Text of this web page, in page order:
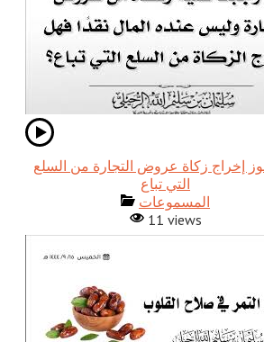
إخراج زكاة عروض التجارة من السلع
التي تباع
المسموعات
11 views